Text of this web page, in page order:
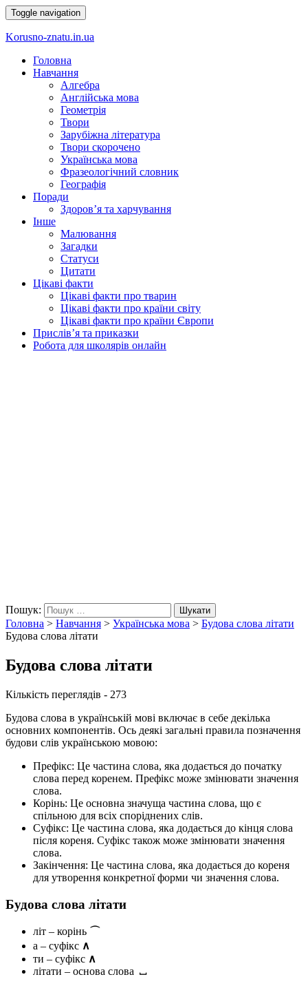
Toggle navigation
Korusno-znatu.in.ua
Головна
Навчання
Алгебра
Англійська мова
Геометрія
Твори
Зарубіжна література
Твори скорочено
Українська мова
Фразеологічний словник
Географія
Поради
Здоров’я та харчування
Інше
Малювання
Загадки
Статуси
Цитати
Цікаві факти
Цікаві факти про тварин
Цікаві факти про країни світу
Цікаві факти про країни Європи
Прислів’я та приказки
Робота для школярів онлайн
Пошук: Шукати
Головна > Навчання > Українська мова > Будова слова літати
Будова слова літати
Будова слова літати
Кількість переглядів - 273
Будова слова в українській мові включає в себе декілька
основних компонентів. Ось деякі загальні правила позначення
будови слів українською мовою:
Префікс: Це частина слова, яка додається до початку
слова перед коренем. Префікс може змінювати значення
слова.
Корінь: Це основна значуща частина слова, що є
спільною для всіх споріднених слів.
Суфікс: Це частина слова, яка додається до кінця слова
після кореня. Суфікс також може змінювати значення
слова.
Закінчення: Це частина слова, яка додається до кореня
для утворення конкретної форми чи значення слова.
Будова слова літати
літ – корінь ⌒
а – суфікс ∧
ти – суфікс ∧
літати – основа слова ⎵